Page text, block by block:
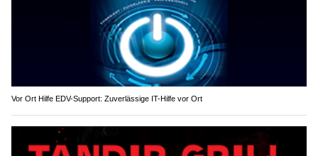
Vor Ort Hilfe EDV-Support: Zuverlässige IT-Hilfe vor Ort